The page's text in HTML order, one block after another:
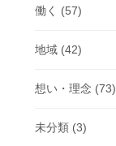
働く (57)
地域(42)
想い・理念 (73)
未分類(3)